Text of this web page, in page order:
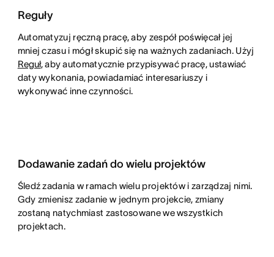
Reguły
Automatyzuj ręczną pracę, aby zespół poświęcał jej
mniej czasu i mógł skupić się na ważnych zadaniach. Użyj
Reguł, aby automatycznie przypisywać pracę, ustawiać
daty wykonania, powiadamiać interesariuszy i
wykonywać inne czynności.
Dodawanie zadań do wielu projektów
Śledź zadania w ramach wielu projektów i zarządzaj nimi.
Gdy zmienisz zadanie w jednym projekcie, zmiany
zostaną natychmiast zastosowane we wszystkich
projektach.